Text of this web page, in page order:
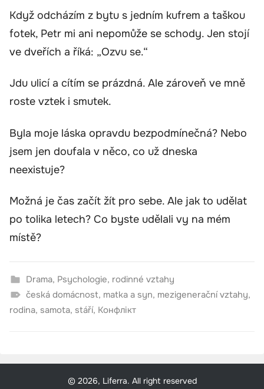
Když odcházím z bytu s jedním kufrem a taškou
fotek, Petr mi ani nepomůže se schody. Jen stojí
ve dveřích a říká: „Ozvu se.“
Jdu ulicí a cítím se prázdná. Ale zároveň ve mně
roste vztek i smutek.
Byla moje láska opravdu bezpodmínečná? Nebo
jsem jen doufala v něco, co už dneska
neexistuje?
Možná je čas začít žít pro sebe. Ale jak to udělat
po tolika letech? Co byste udělali vy na mém
místě?
Drama, Psychologie, rodinné vztahy
česká domácnost, matka a syn, mezigenerační vztahy,
rodina, samota, stáří, Конфлікт
© 2026, Liferra. All right reserved